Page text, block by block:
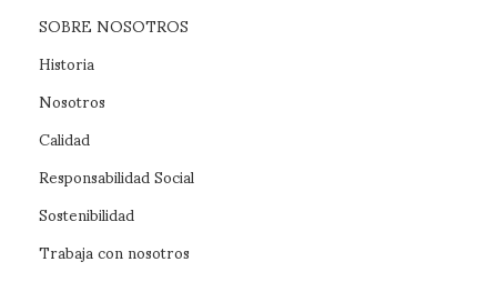
SOBRE NOSOTROS
Historia
Nosotros
Calidad
Responsabilidad Social
Sostenibilidad
Trabaja con nosotros